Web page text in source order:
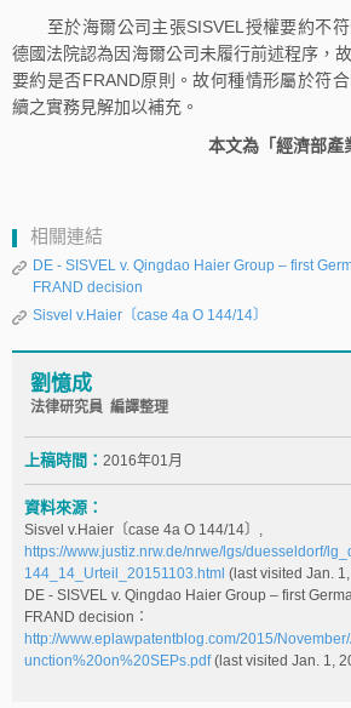
至於海爾公司主張SISVEL授權要約不符
德國法院認為因海爾公司未履行前述程序，
要約是否FRAND原則。故何種情形屬於符
續之實務見解加以補充。
本文為「經濟部產
相關連結
DE - SISVEL v. Qingdao Haier Group – first
FRAND decision
Sisvel v.Haier〔case 4a O 144/14〕
劉憶成
法律研究員 編譯整理
上稿時間： 2016年01月
資料來源：
Sisvel v.Haier〔case 4a O 144/14〕,
https://www.justiz.nrw.de/nrwe/lgs/duesseldorf/
144_14_Urteil_20151103.html (last visited Jan.
DE - SISVEL v. Qingdao Haier Group – first
FRAND decision：
http://www.eplawpatentblog.com/2015/
unction%20on%20SEPs.pdf(last visited Jan. 1,